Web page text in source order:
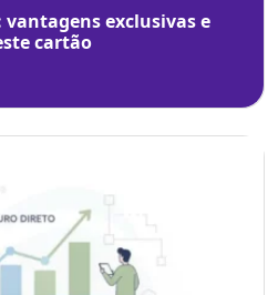
exclusivas e
cartão